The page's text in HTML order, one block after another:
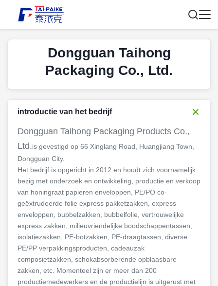
Dongguan Taihong
Packaging Co., Ltd.
introductie van het bedrijf
Dongguan Taihong Packaging Products Co.,
Ltd.is gevestigd op 66 Xinglang Road, Huangjiang Town,
Dongguan City.
Het bedrijf is opgericht in 2012 en houdt zich voornamelijk
bezig met onderzoek en ontwikkeling, productie en verkoop
van honingraat papieren enveloppen, PE/PO co-
geëxtrudeerde folie express pakketzakken, express
enveloppen, bubbelzakken, bubbelfolie, vertrouwelijke
express zakken, milieuvriendelijke boodschappentassen,
isolatiezakken, PE-botzakken, PE-draagtassen, diverse
PE/PP verpakkingsproducten, cadeauzak
composietzakken, schokabsorberende opblaasbare
zakken, etc. Momenteel zijn er meer dan 200
productiemedewerkers en de productielijn is uitgerust met